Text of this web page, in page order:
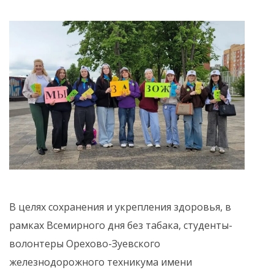
В целях сохранения и укрепления здоровья, в
рамках Всемирного дня без табака, студенты-
волонтеры Орехово-Зуевского
железнодорожного техникума имени